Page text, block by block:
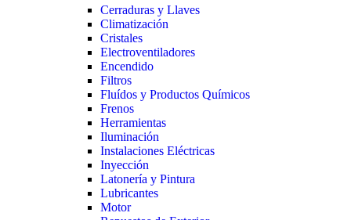
Cerraduras y Llaves
Climatización
Cristales
Electroventiladores
Encendido
Filtros
Fluídos y Productos Químicos
Frenos
Herramientas
Iluminación
Instalaciones Eléctricas
Inyección
Latonería y Pintura
Lubricantes
Motor